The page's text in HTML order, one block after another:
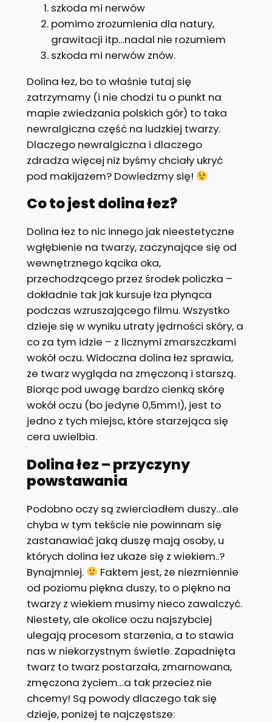
szkoda mi nerwów
pomimo zrozumienia dla natury,
grawitacji itp…nadal nie rozumiem
szkoda mi nerwów znów.
Dolina łez, bo to właśnie tutaj się
zatrzymamy (i nie chodzi tu o punkt na
mapie zwiedzania polskich gór) to taka
newralgiczna część na ludzkiej twarzy.
Dlaczego newralgiczna i dlaczego
zdradza więcej niż byśmy chciały ukryć
pod makijażem? Dowiedzmy się!
Co to jest dolina łez?
Dolina łez to nic innego jak nieestetyczne
wgłębienie na twarzy, zaczynające się od
wewnętrznego kącika oka,
przechodzącego przez środek policzka –
dokładnie tak jak kursuje łza płynąca
podczas wzruszającego filmu. Wszystko
dzieje się w wyniku utraty jędrności skóry, a
co za tym idzie – z licznymi zmarszczkami
wokół oczu. Widoczna dolina łez sprawia,
że twarz wygląda na zmęczoną i starszą.
Biorąc pod uwagę bardzo cienką skórę
wokół oczu (bo jedyne 0,5mm!), jest to
jedno z tych miejsc, które starzejąca się
cera uwielbia.
Dolina łez – przyczyny
powstawania
Podobno oczy są zwierciadłem duszy…ale
chyba w tym tekście nie powinnam się
zastanawiać jaką duszę mają osoby, u
których dolina łez ukaże się z wiekiem..?
Bynajmniej.
Faktem jest, że niezmiennie
od poziomu piękna duszy, to o piękno na
twarzy z wiekiem musimy nieco zawalczyć.
Niestety, ale okolice oczu najszybciej
ulegają procesom starzenia, a to stawia
nas w niekorzystnym świetle. Zapadnięta
twarz to twarz postarzała, zmarnowana,
zmęczona życiem…a tak przecież nie
chcemy! Są powody dlaczego tak się
dzieje, poniżej te najczęstsze: